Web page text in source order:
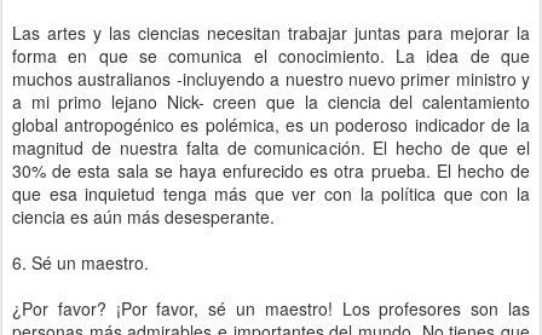
Las artes y las ciencias necesitan trabajar juntas para mejorar la
forma en que se comunica el conocimiento. La idea de que
muchos australianos -incluyendo a nuestro nuevo primer ministro y
a mi primo lejano Nick- creen que la ciencia del calentamiento
global antropogénico es polémica, es un poderoso indicador de la
magnitud de nuestra falta de comunicación. El hecho de que el
30% de esta sala se haya enfurecido es otra prueba. El hecho de
que esa inquietud tenga más que ver con la política que con la
ciencia es aún más desesperante.
6. Sé un maestro.
¿Por favor? ¡Por favor, sé un maestro! Los profesores son las